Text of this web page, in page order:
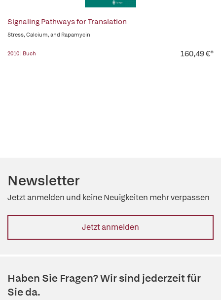
Signaling Pathways for Translation
Stress, Calcium, and Rapamycin
2010 | Buch 160,49 €*
Newsletter
Jetzt anmelden und keine Neuigkeiten mehr verpassen
Jetzt anmelden
Haben Sie Fragen? Wir sind jederzeit für
Sie da.